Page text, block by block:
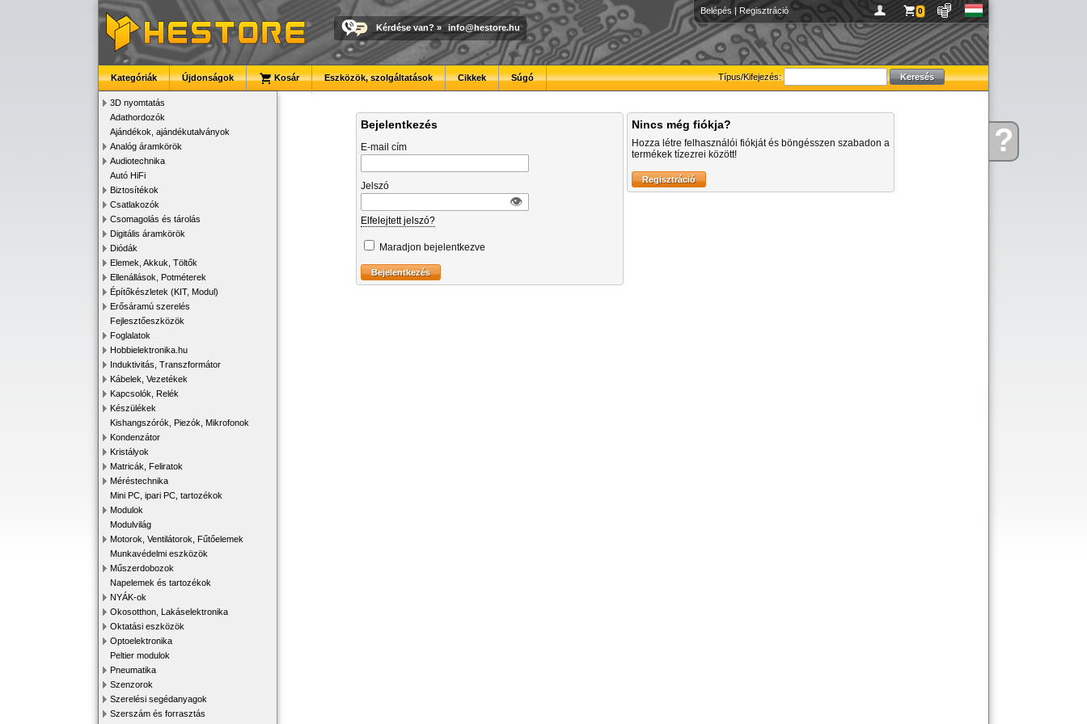
Kérdése?
Belépés | Regisztráció 0
Kérdése van? » info@hestore.hu
Típus/Kifejezés:
Kategóriák Újdonságok Kosár Eszközök, szolgáltatások Cikkek Súgó
3D nyomtatás
Adathordozók
Ajándékok, ajándékutalványok
Analóg áramkörök
Audiotechnika
Autó HiFi
Biztosítékok
Csatlakozók
Csomagolás és tárolás
Digitális áramkörök
Diódák
Elemek, Akkuk, Töltők
Ellenállások, Potméterek
Építőkészletek (KIT, Modul)
Erősáramú szerelés
Fejlesztőeszközök
Foglalatok
Hobbielektronika.hu
Induktivitás, Transzformátor
Kábelek, Vezetékek
Kapcsolók, Relék
Készülékek
Kishangszórók, Piezók, Mikrofonok
Kondenzátor
Kristályok
Matricák, Feliratok
Méréstechnika
Mini PC, ipari PC, tartozékok
Modulok
Modulvilág
Motorok, Ventilátorok, Fűtőelemek
Munkavédelmi eszközök
Műszerdobozok
Napelemek és tartozékok
NYÁK-ok
Okosotthon, Lakáselektronika
Oktatási eszközök
Optoelektronika
Peltier modulok
Pneumatika
Szenzorok
Szerelési segédanyagok
Szerszám és forrasztás
Bejelentkezés
E-mail cím
Jelszó
👁︎
Elfelejtett jelszó?
Maradjon bejelentkezve
Nincs még fiókja?
Hozza létre felhasználói fiókját és böngésszen szabadon a
termékek tízezrei között!